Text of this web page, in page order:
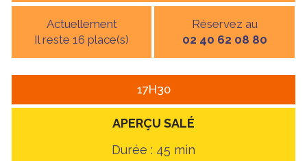
Actuellement
Il reste 16 place(s)
Réservez au
02 40 62 08 80
17H30
APERÇU SALÉ
Durée : 45 min